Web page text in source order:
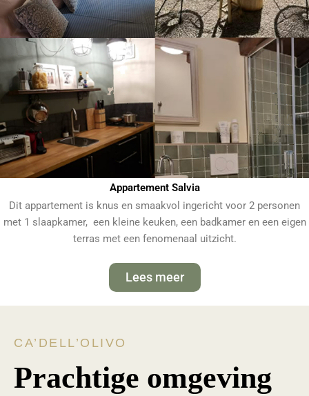
Appartement Salvia
Dit appartement is knus en smaakvol ingericht voor 2 personen
met 1 slaapkamer, een kleine keuken, een badkamer en een eigen
terras met een fenomenaal uitzicht.
Lees meer
CA’DELL’OLIVO
Prachtige omgeving